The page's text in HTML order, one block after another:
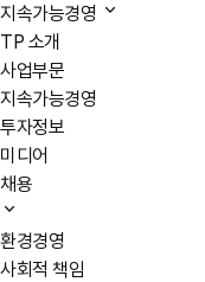
지속가능경영
TP 소개
사업부문
지속가능경영
투자정보
미디어
채용
환경경영
사회적 책임